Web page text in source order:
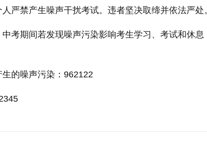
严禁产生噪声干扰考试。违者坚决取缔并依法严处
考期间若发现噪声污染影响考生学习、考试和休息
生的噪声污染：962122